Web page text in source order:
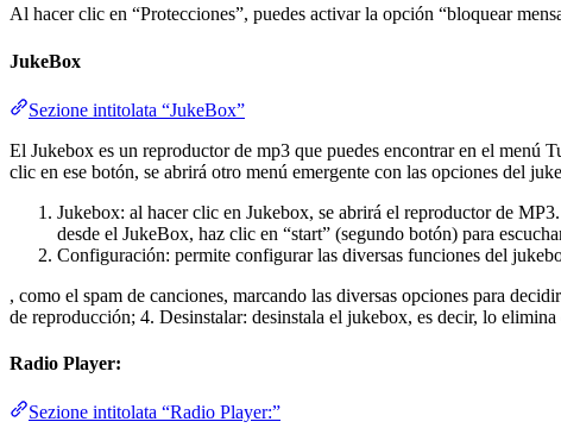
Al hacer clic en “Protecciones”, puedes activar la opción “bloquear
JukeBox
Sezione intitolata “JukeBox”
El Jukebox es un reproductor de mp3 que puedes encontrar en el menú
clic en ese botón, se abrirá otro menú emergente con las opciones del
Jukebox: al hacer clic en Jukebox, se abrirá el reproductor de
desde el JukeBox, haz clic en “start” (segundo botón) para
Configuración: permite configurar las diversas funciones del
, como el spam de canciones, marcando las diversas opciones para
de reproducción; 4. Desinstalar: desinstala el jukebox, es decir, lo elimina
Radio Player:
Sezione intitolata “Radio Player:”